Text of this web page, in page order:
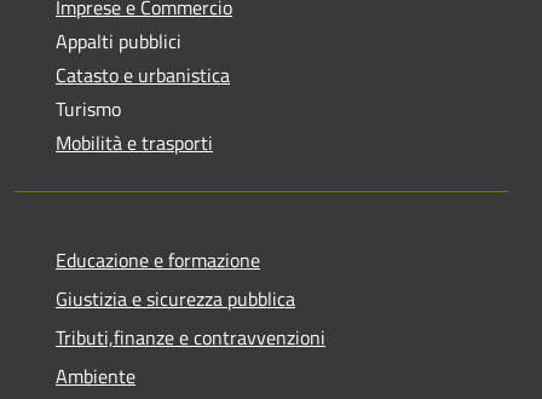
Imprese e Commercio
Appalti pubblici
Catasto e urbanistica
Turismo
Mobilità e trasporti
Educazione e formazione
Giustizia e sicurezza pubblica
Tributi,finanze e contravvenzioni
Ambiente